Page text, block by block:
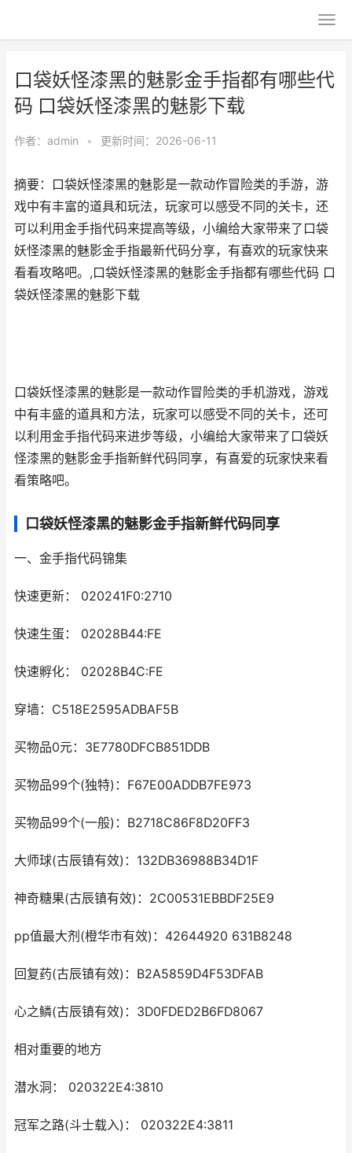
口袋妖怪漆黑的魅影金手指都有哪些代
码 口袋妖怪漆黑的魅影下载
作者： admin • 更新时间：2026-06-11
摘要：口袋妖怪漆黑的魅影是一款动作冒险类的手游，游
戏中有丰富的道具和玩法，玩家可以感受不同的关卡，还
可以利用金手指代码来提高等级，小编给大家带来了口袋
妖怪漆黑的魅影金手指最新代码分享，有喜欢的玩家快来
看看攻略吧。,口袋妖怪漆黑的魅影金手指都有哪些代码 口
袋妖怪漆黑的魅影下载
口袋妖怪漆黑的魅影是一款动作冒险类的手机游戏，游戏
中有丰盛的道具和方法，玩家可以感受不同的关卡，还可
以利用金手指代码来进步等级，小编给大家带来了口袋妖
怪漆黑的魅影金手指新鲜代码同享，有喜爱的玩家快来看
看策略吧。
口袋妖怪漆黑的魅影金手指新鲜代码同享
一、金手指代码锦集
快速更新： 020241F0:2710
快速生蛋： 02028B44:FE
快速孵化： 02028B4C:FE
穿墙：C518E2595ADBAF5B
买物品0元：3E7780DFCB851DDB
买物品99个(独特)：F67E00ADDB7FE973
买物品99个(一般)：B2718C86F8D20FF3
大师球(古辰镇有效)：132DB36988B34D1F
神奇糖果(古辰镇有效)：2C00531EBBDF25E9
pp值最大剂(橙华市有效)：42644920 631B8248
回复药(古辰镇有效)：B2A5859D4F53DFAB
心之鳞(古辰镇有效)：3D0FDED2B6FD8067
相对重要的地方
潜水洞： 020322E4:3810
冠军之路(斗士载入)： 020322E4:3811